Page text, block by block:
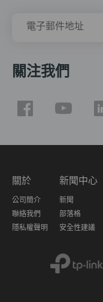
電子郵件地址
關注我們
關於
公司簡介
聯絡我們
隱私權聲明
新聞中心
新聞
部落格
安全性建議